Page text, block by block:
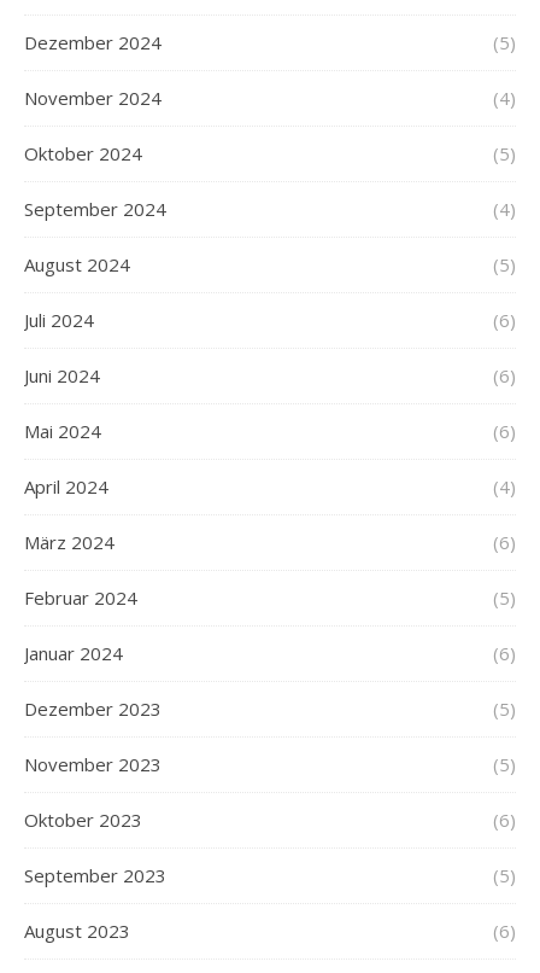
Dezember 2024 (5)
November 2024 (4)
Oktober 2024 (5)
September 2024 (4)
August 2024 (5)
Juli 2024 (6)
Juni 2024 (6)
Mai 2024 (6)
April 2024 (4)
März 2024 (6)
Februar 2024 (5)
Januar 2024 (6)
Dezember 2023 (5)
November 2023 (5)
Oktober 2023 (6)
September 2023 (5)
August 2023 (6)